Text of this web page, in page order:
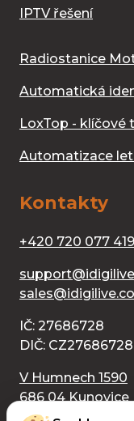
IPTV řešení
Radiostanice
Automatická
LoxTop - klíčové
Automatizace
Kontakty
+420 720 077 419
IČ: 27686728
DIČ: CZ27686728
V Humnech 1590
686 04 Kunovice